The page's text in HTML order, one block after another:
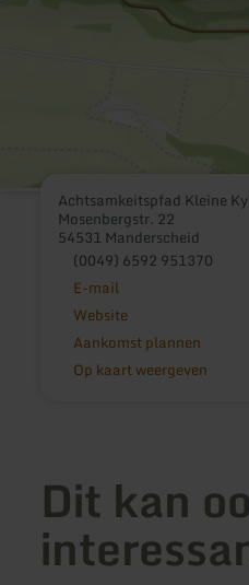
Achtsamkeitspfad Kleine
Mosenbergstr. 22
54531 Manderscheid
(0049) 6592 951370
E-mail
Website
Aankomst plannen
Op kaart weergeven
Dit kan